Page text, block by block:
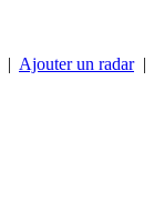
| Ajouter un radar |